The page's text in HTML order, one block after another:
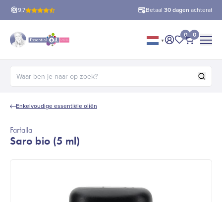
9,7 Betaal30 dagen Gratis verzending
▼ Mijn account
Mijn
0 0
Zoeken naar:
Enkelvoudige essentiële oliën
Farfalla
Saro bio (5 ml)